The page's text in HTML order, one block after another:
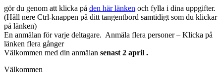
gör du genom att klicka på den här länken och fylla i dina uppgifter.
(Håll nere Ctrl-knappen på ditt tangentbord samtidigt som du klickar
på länken)
En anmälan för varje deltagare. Anmäla flera personer – Klicka på
länken flera gånger
Välkommen med din anmälan senast 2 april .
Välkommen